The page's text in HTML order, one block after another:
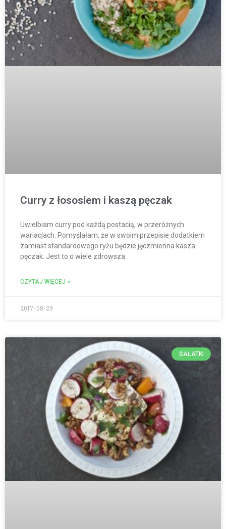
Curry z łososiem i kaszą pęczak
Uwielbiam curry pod każdą postacią, w przeróżnych
wariacjach. Pomyślałam, że w swoim przepisie dodatkiem
zamiast standardowego ryżu będzie jęczmienna kasza
pęczak. Jest to o wiele zdrowsza
CZYTAJ WIĘCEJ »
2017-08-29
SAŁATKI